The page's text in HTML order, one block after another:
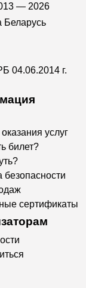
— 2026
04.06.2014 г.
услуг
билет?
безопасности
сертификаты